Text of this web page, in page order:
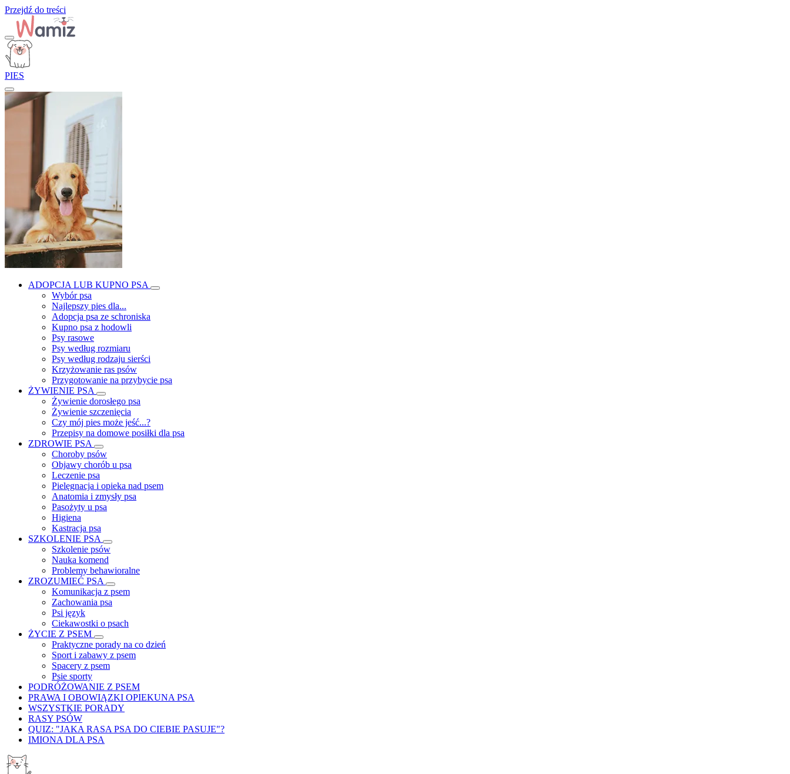
Przejdź do treści
PIES
ADOPCJA LUB KUPNO PSA
Wybór psa
Najlepszy pies dla...
Adopcja psa ze schroniska
Kupno psa z hodowli
Psy rasowe
Psy według rozmiaru
Psy według rodzaju sierści
Krzyżowanie ras psów
Przygotowanie na przybycie psa
ŻYWIENIE PSA
Żywienie dorosłego psa
Żywienie szczenięcia
Czy mój pies może jeść...?
Przepisy na domowe posiłki dla psa
ZDROWIE PSA
Choroby psów
Objawy chorób u psa
Leczenie psa
Pielęgnacja i opieka nad psem
Anatomia i zmysły psa
Pasożyty u psa
Higiena
Kastracja psa
SZKOLENIE PSA
Szkolenie psów
Nauka komend
Problemy behawioralne
ZROZUMIEĆ PSA
Komunikacja z psem
Zachowania psa
Psi język
Ciekawostki o psach
ŻYCIE Z PSEM
Praktyczne porady na co dzień
Sport i zabawy z psem
Spacery z psem
Psie sporty
PODRÓŻOWANIE Z PSEM
PRAWA I OBOWIĄZKI OPIEKUNA PSA
WSZYSTKIE PORADY
RASY PSÓW
QUIZ: "JAKA RASA PSA DO CIEBIE PASUJE"?
IMIONA DLA PSA